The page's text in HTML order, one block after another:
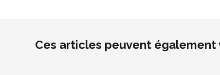
Ces articles peuvent également